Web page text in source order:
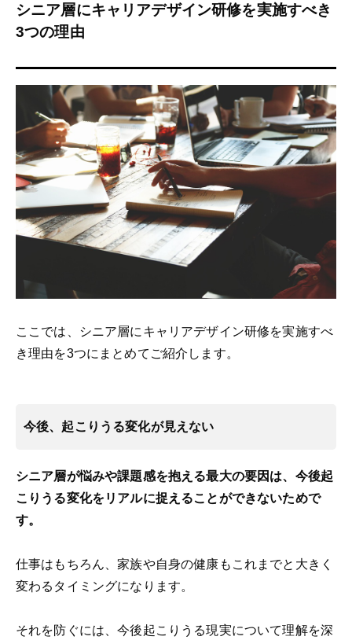
シニア層にキャリアデザイン研修を実施すべき
3つの理由
ここでは、シニア層にキャリアデザイン研修を実施すべ
き理由を3つにまとめてご紹介します。
今後、起こりうる変化が見えない
シニア層が悩みや課題感を抱える最大の要因は、今後起
こりうる変化をリアルに捉えることができないためで
す。
仕事はもちろん、家族や自身の健康もこれまでと大きく
変わるタイミングになります。
それを防ぐには、今後起こりうる現実について理解を深